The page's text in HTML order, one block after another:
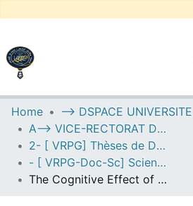
UNIVERSITY OF D.L SIDI
Communities & Collections
All of DSpace
Statistics
Home
A--> VICE-RECTORAT DE LA POST-GRADUATION
2- [ VRPG] Thèses de Doctorat en Sciences
- [ VRPG-Doc-Sc] Sciences humaines et sociales --- علوم إنسانية واجتماعية
The Cognitive Effect of the Mother Tongue on EFL Learners’ Written Production Case study : First year students of English at ENS Laghouat 2013/2014